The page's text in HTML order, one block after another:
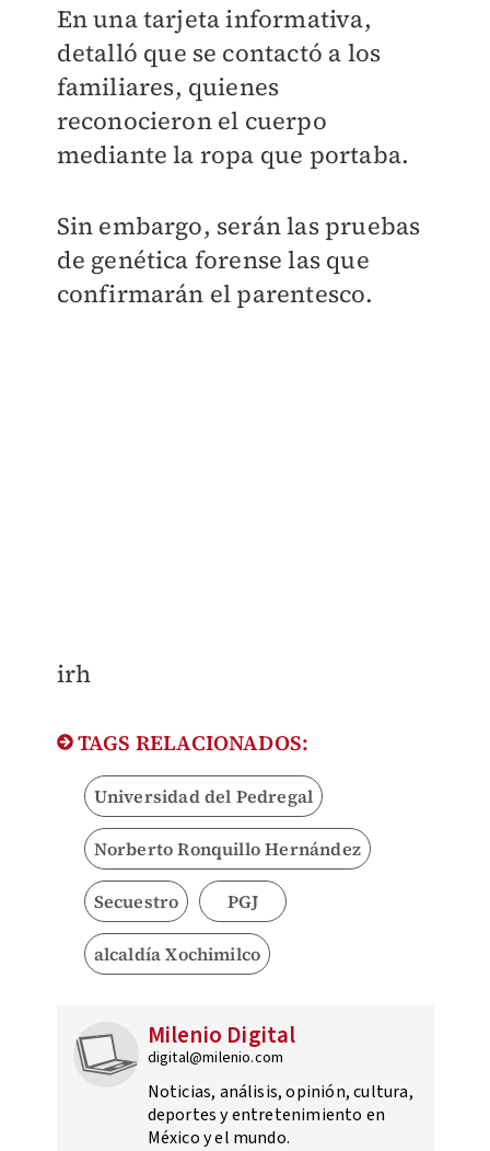
En una tarjeta informativa,
detalló que se contactó a los
familiares, quienes
reconocieron el cuerpo
mediante la ropa que portaba.
Sin embargo, serán las pruebas
de genética forense las que
confirmarán el parentesco.
irh
TAGS RELACIONADOS:
Universidad del Pedregal
Norberto Ronquillo Hernández
Secuestro PGJ
alcaldía Xochimilco
Milenio Digital
digital@milenio.com
Noticias, análisis, opinión, cultura,
deportes y entretenimiento en
México y el mundo.